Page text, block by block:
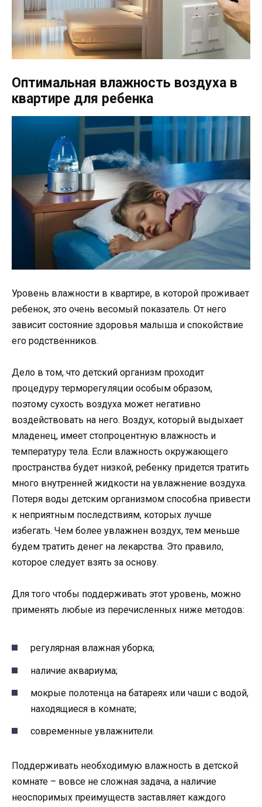
Оптимальная влажность воздуха в
квартире для ребенка
Уровень влажности в квартире, в которой проживает
ребенок, это очень весомый показатель. От него
зависит состояние здоровья малыша и спокойствие
его родственников.
Дело в том, что детский организм проходит
процедуру терморегуляции особым образом,
поэтому сухость воздуха может негативно
воздействовать на него. Воздух, который выдыхает
младенец, имеет стопроцентную влажность и
температуру тела. Если влажность окружающего
пространства будет низкой, ребенку придется тратить
много внутренней жидкости на увлажнение воздуха.
Потеря воды детским организмом способна привести
к неприятным последствиям, которых лучше
избегать. Чем более увлажнен воздух, тем меньше
будем тратить денег на лекарства. Это правило,
которое следует взять за основу.
Для того чтобы поддерживать этот уровень, можно
применять любые из перечисленных ниже методов:
регулярная влажная уборка;
наличие аквариума;
мокрые полотенца на батареях или чаши с водой,
находящиеся в комнате;
современные увлажнители.
Поддерживать необходимую влажность в детской
комнате – вовсе не сложная задача, а наличие
неоспоримых преимуществ заставляет каждого